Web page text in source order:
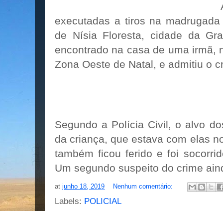
executadas a tiros na
de Nísia Floresta, cidade da
encontrado na casa de uma irmã,
Zona Oeste de Natal, e admitiu o
Segundo a Polícia Civil, o alvo
da criança, que estava com elas
também ficou ferido e foi
Um segundo suspeito do crime
at junho 18, 2019 Nenhum comentário:
Labels: POLICIAL